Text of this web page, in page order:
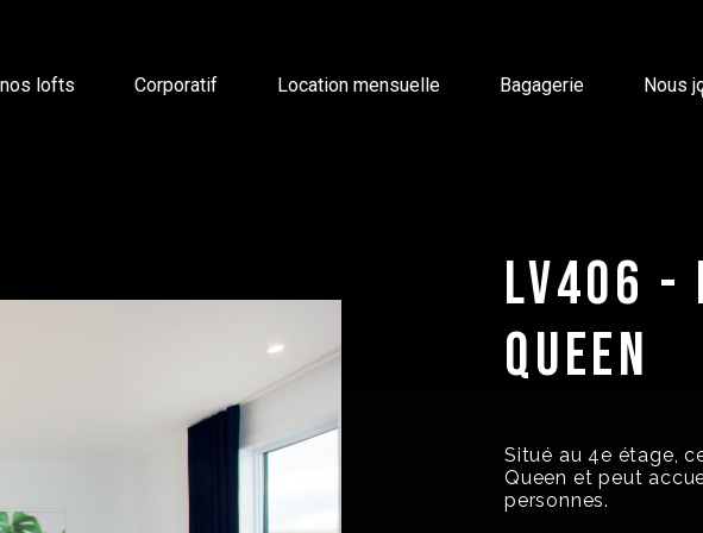
lofts Corporatif Location mensuelle Bagagerie Nous
LV406 -
QUEEN
Situé au 4e étage,
Queen et peut
personnes.